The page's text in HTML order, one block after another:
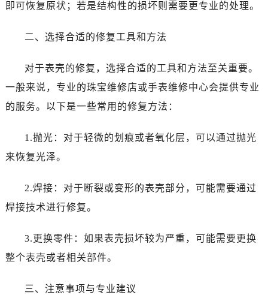
即可恢复原状；若是结构性的损坏则需要更专业的处理。
二、选择合适的修复工具和方法
对于表壳的修复，选择合适的工具和方法至关重要。
一般来说，专业的珠宝维修店或手表维修中心会提供专业
的服务。以下是一些常用的修复方法：
1.抛光：对于轻微的划痕或者氧化层，可以通过抛光
来恢复光泽。
2.焊接：对于断裂或变形的表壳部分，可能需要通过
焊接技术进行修复。
3.更换零件：如果表壳损坏较为严重，可能需要更换
整个表壳或者相关部件。
三、注意事项与专业建议